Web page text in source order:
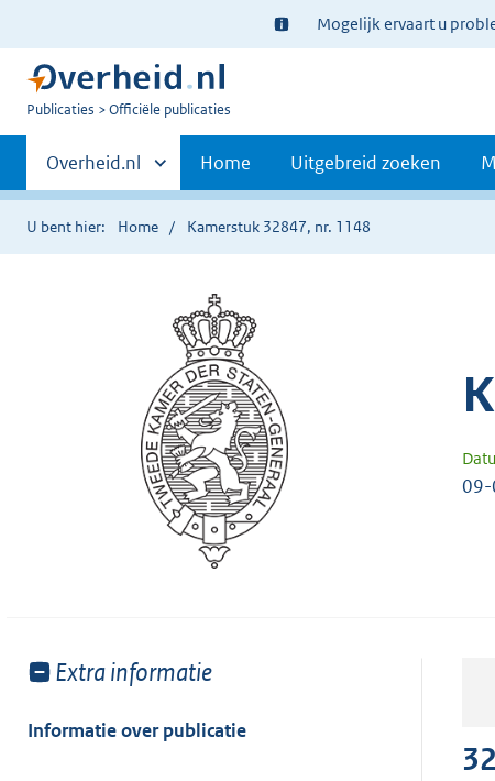
Ter
informatie:
Mogelijk ervaart u
U
Publicaties Officiële publicaties
Primaire
navigatie
Andere
sites
binnen
Overheid.nl Home Uitgebreid zoeken
U bent hier: Home Kamerstuk 32847, nr. 1148
09-
Toon
van:
Extra informatie
Informatie over publicatie